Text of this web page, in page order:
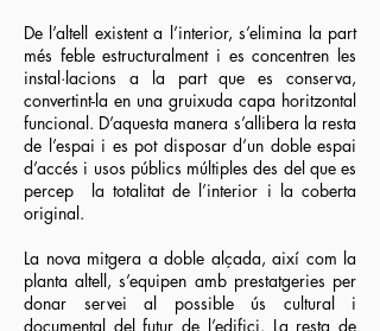
De l’altell existent a l’interior, s’elimina la part
més feble estructuralment i es concentren les
instal·lacions a la part que es conserva,
convertint-la en una gruixuda capa horitzontal
funcional. D’aquesta manera s’allibera la resta
de l’espai i es pot disposar d’un doble espai
d’accés i usos públics múltiples des del que es
percep la totalitat de l’interior i la coberta
original.
La nova mitgera a doble alçada, així com la
planta altell, s’equipen amb prestatgeries per
donar servei al possible ús cultural i
documental del futur de l’edifici. La resta de